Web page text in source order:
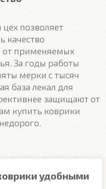
позволяет
качество
от применяемых
За годы работы
мерки с тысяч
база лекал для
защищают от
купить коврики
удобными